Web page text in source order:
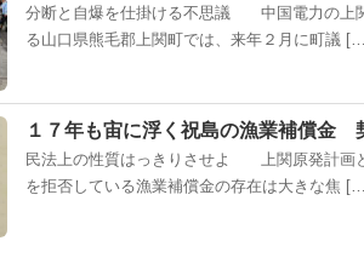
分断と自爆を仕掛ける不思議 中国電力の上
る山口県熊毛郡上関町では、来年２月に町議
１７年も宙に浮く祝島の漁業補償金
民法上の性質はっきりさせよ 上関原発計画
を拒否している漁業補償金の存在は大きな焦